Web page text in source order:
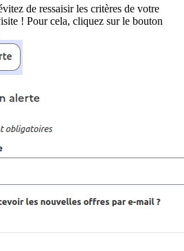
de ressaisir les critères de votre
! Pour cela, cliquez sur le bouton